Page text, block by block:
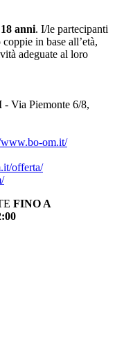
anni. I/le partecipanti
in base all’età,
adeguate al loro
- Via Piemonte 6/8,
om.it/
offerta/
FINO A